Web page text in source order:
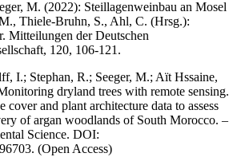
M. (2022): Steillagenweinbau an Mosel
Thiele-Bruhn, S., Ahl, C. (Hrsg.):
Mitteilungen der Deutschen
120, 106-121.
I.; Stephan, R.; Seeger, M.; Aït Hssaine,
dryland trees with remote sensing.
cover and plant architecture data to assess
of argan woodlands of South Morocco. –
Science. DOI:
(Open Access)